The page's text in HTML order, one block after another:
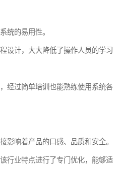
统的易用性。
设计，大大降低了操作人员的学习
经过简单培训也能熟练使用系统各
影响着产品的口感、品质和安全。
行业特点进行了专门优化，能够适